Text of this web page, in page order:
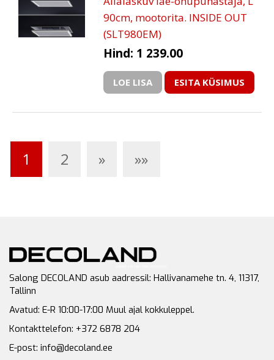
90cm, mootorita. INSIDE OUT
(SLT980EM)
Hind: 1 239.00
LOE LISA ESITA KÜSIMUS
1 2 » »»
Salong DECOLAND asub aadressil: Hallivanamehe tn. 4, 11317,
Tallinn
Avatud: E-R 10:00-17:00 Muul ajal kokkuleppel.
Kontakttelefon: +372 6878 204
E-post: info@decoland.ee